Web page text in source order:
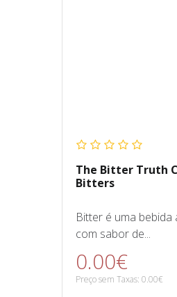
The Bitter Truth
Bitters
Bitter é uma bebida
com sabor de...
0.00€
Preço sem Taxas: 0.00€